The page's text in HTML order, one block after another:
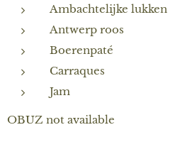
Ambachtelijke lukken
Antwerp roos
Boerenpaté
Carraques
Jam
OBUZ not available